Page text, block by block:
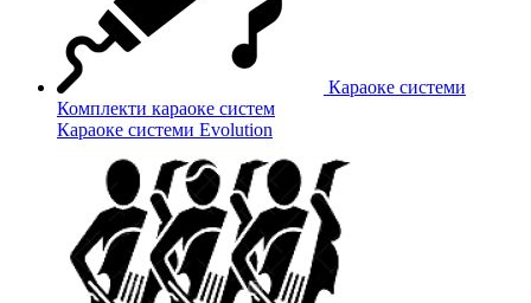
Караоке системи
Комплекти караоке систем
Караоке системи Evolution